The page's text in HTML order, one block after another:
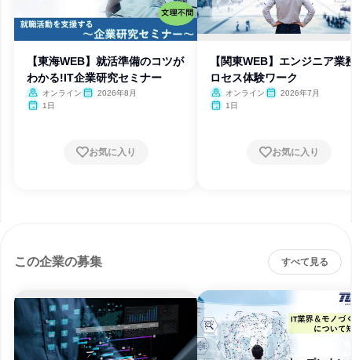
【東海WEB】就活準備のコツが
わかる!IT企業研究セミナー
オンライン
2026年8月
1日
お気に入り
【関東WEB】エンジニア業
ロセス体験ワーク
オンライン
2026年7月
1日
お気に入り
この企業の募集 すべて見る